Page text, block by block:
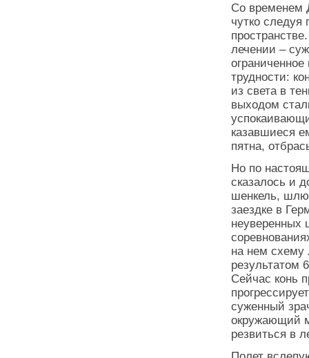
Со временем
чутко следуя
лечении –
трудности:
из света в
выходом
казавшиеся
пятна,
Но по
сказалось и
шенкель,
заездке в
неуверенных
на нем схему
результатом
Сейчас конь
суженный
окружающий
резвиться в